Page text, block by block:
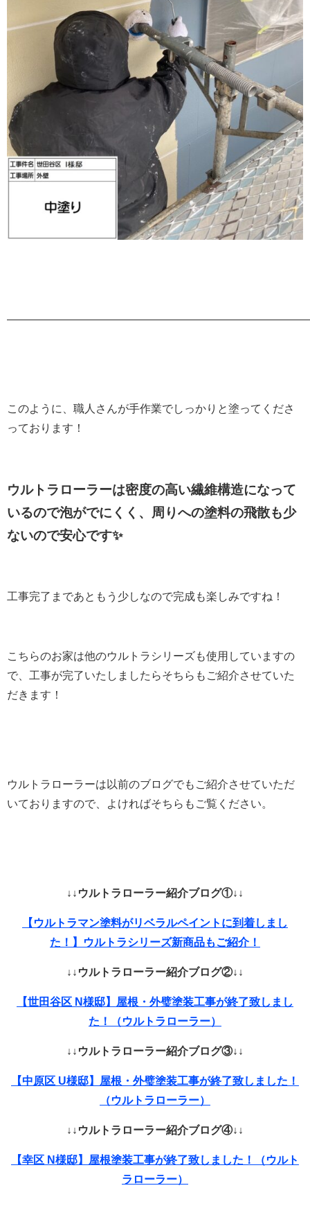
このように、職人さんが手作業でしっかりと塗ってくださ
っております！
ウルトラローラーは密度の高い繊維構造になって
いるので泡がでにくく、周りへの塗料の飛散も少
ないので安心です✨
工事完了まであともう少しなので完成も楽しみですね！
こちらのお家は他のウルトラシリーズも使用していますの
で、工事が完了いたしましたらそちらもご紹介させていた
だきます！
ウルトラローラーは以前のブログでもご紹介させていただ
いておりますので、よければそちらもご覧ください。
↓↓ウルトラローラー紹介ブログ①↓↓
【ウルトラマン塗料がリベラルペイントに到着しまし
た！】ウルトラシリーズ新商品もご紹介！
↓↓ウルトラローラー紹介ブログ②↓↓
【世田谷区 N様邸】屋根・外璧塗装工事が終了致しまし
た！（ウルトラローラー）
↓↓ウルトラローラー紹介ブログ③↓↓
【中原区 U様邸】屋根・外璧塗装工事が終了致しました！
（ウルトラローラー）
↓↓ウルトラローラー紹介ブログ④↓↓
【幸区 N様邸】屋根塗装工事が終了致しました！（ウルト
ラローラー）